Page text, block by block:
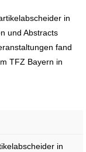
in
und Abstracts
fand
TFZ Bayern in
in